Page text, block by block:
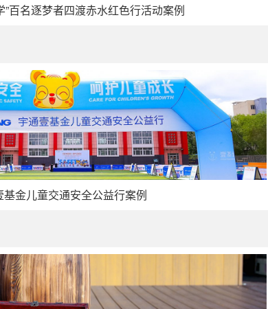
”百名逐梦者四渡赤水红色行活动案例
基金儿童交通安全公益行案例